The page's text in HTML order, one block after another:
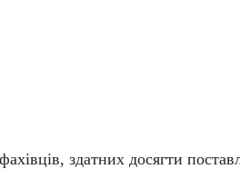
здатних досягти